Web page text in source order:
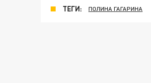
ТЕГИ: ПОЛИНА ГАГАРИНА